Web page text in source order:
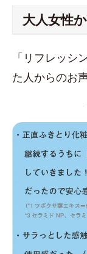
大人女性
「リフレッシ
た人からのお